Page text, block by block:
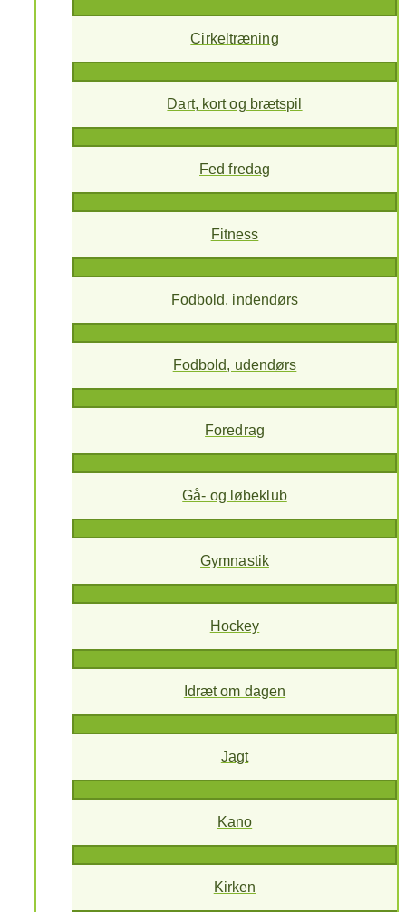
Cirkeltræning
Dart, kort og brætspil
Fed fredag
Fitness
Fodbold, indendørs
Fodbold, udendørs
Foredrag
Gå- og løbeklub
Gymnastik
Hockey
Idræt om dagen
Jagt
Kano
Kirken